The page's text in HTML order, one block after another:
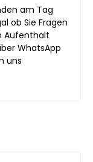
am Tag
ob Sie Fragen
Aufenthalt
WhatsApp
uns